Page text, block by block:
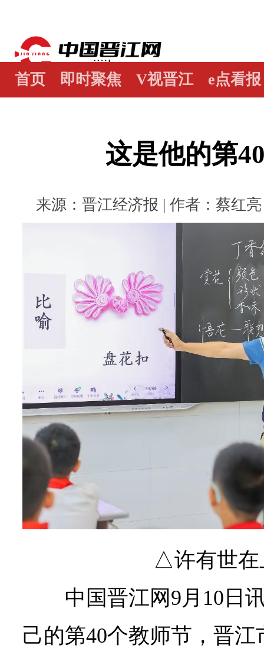
首页 即时聚焦 V视晋江 e点看报
这是他的第
来源：晋江经济报 | 作者：蔡红
△许有世在
中国晋江网9月10日
己的第40个教师节，晋